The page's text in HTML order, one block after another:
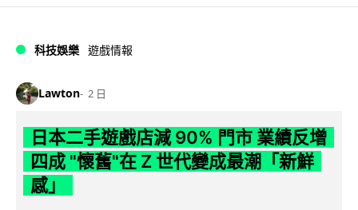
科技娛樂 遊戲情報
Lawton 2 日
日本二手遊戲店減 90% 門市 業績反增
四成 "懷舊"在 Z 世代變成最潮「新鮮
感」